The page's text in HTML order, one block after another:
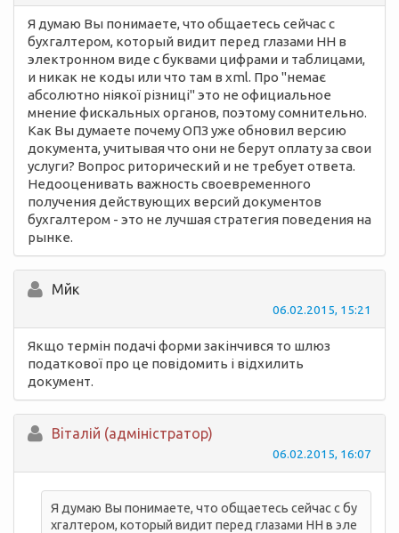
Я думаю Вы понимаете, что общаетесь сейчас с
бухгалтером, который видит перед глазами НН в
электронном виде с буквами цифрами и таблицами,
и никак не коды или что там в xml. Про "немає
абсолютно ніякої різниці" это не официальное
мнение фискальных органов, поэтому сомнительно.
Как Вы думаете почему ОПЗ уже обновил версию
документа, учитывая что они не берут оплату за свои
услуги? Вопрос риторический и не требует ответа.
Недооценивать важность своевременного
получения действующих версий документов
бухгалтером - это не лучшая стратегия поведения на
рынке.
Мйк
06.02.2015, 15:21
Якщо термін подачі форми закінчився то шлюз
податкової про це повідомить і відхилить
документ.
Вiталій (адміністратор)
06.02.2015, 16:07
Я думаю Вы понимаете, что общаетесь сейчас с бу
хгалтером, который видит перед глазами НН в эле